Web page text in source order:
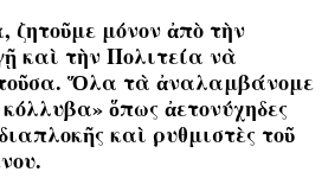
ζητοῦμε μόνον ἀπὸ τὴν
καὶ τὴν Πολιτεία νὰ
Ὅλα τὰ ἀναλαμβάνομε
ὅπως ἀετονύχηδες
καὶ ρυθμιστὲς τοῦ